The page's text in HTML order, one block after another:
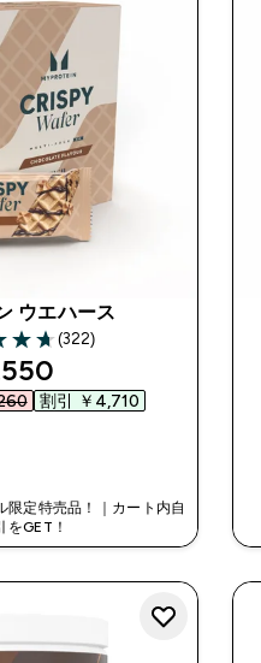
ウエハース
of 5 stars
(322)
price
割引 ￥4,710‎
限定特売品！｜カート内自
をGET！